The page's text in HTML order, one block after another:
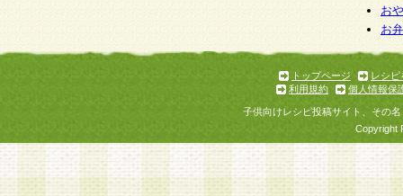
お
お
トップページ
レシピ
利用規約
個人情報保
子供向けレシピ投稿サイト、その
Copyright